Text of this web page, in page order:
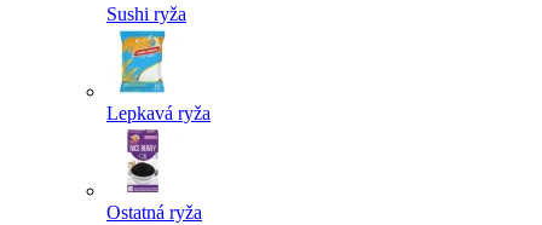
Sushi ryža
Lepkavá ryža
Ostatná ryža